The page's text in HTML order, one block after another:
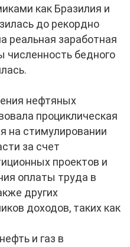
как Бразилия и
до рекордно
реальная заработная
численность бедного
нефтяных
проциклическая
на стимулировании
за счет
проектов и
оплаты труда в
других
доходов, таких как
и газ в